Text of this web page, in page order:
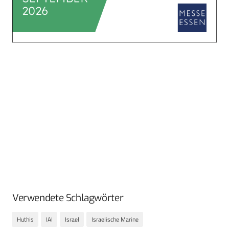
Verwendete Schlagwörter
Huthis IAI Israel Israelische Marine